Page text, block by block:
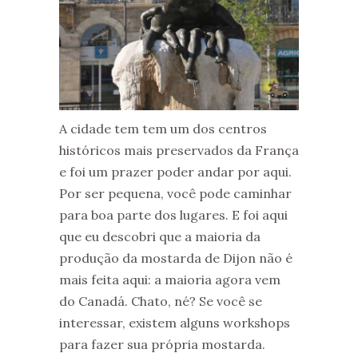
A cidade tem tem um dos centros
históricos mais preservados da França
e foi um prazer poder andar por aqui.
Por ser pequena, você pode caminhar
para boa parte dos lugares. E foi aqui
que eu descobri que a maioria da
produção da mostarda de Dijon não é
mais feita aqui: a maioria agora vem
do Canadá. Chato, né? Se você se
interessar, existem alguns workshops
para fazer sua própria mostarda.